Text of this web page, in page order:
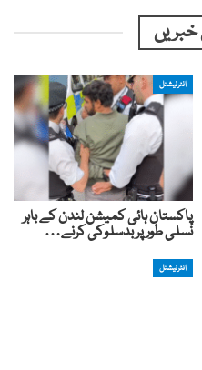
خبریں
انٹرنیشنل
پاکستان ہائی کمیشن لندن کے باہر
نسلی طور پر بدسلوکی کرنے…
انٹرنیشنل